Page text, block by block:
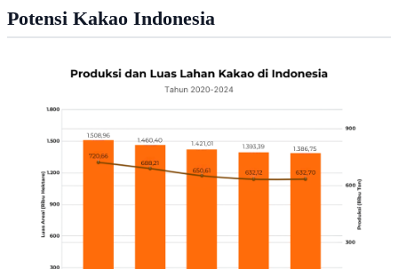
Potensi Kakao Indonesia